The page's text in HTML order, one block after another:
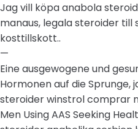
Jag vill köpa anabola
manaus, legala steroider till
kosttillskott..
—
Eine ausgewogene und
Hormonen auf die Sprunge,
steroider winstrol comprar
Men Using AAS Seeking